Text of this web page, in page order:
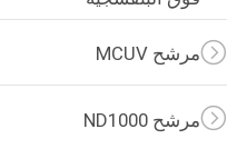
مرشح MCUV
مرشح ND1000